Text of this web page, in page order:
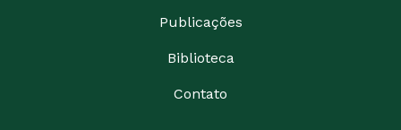
Publicações
Biblioteca
Contato